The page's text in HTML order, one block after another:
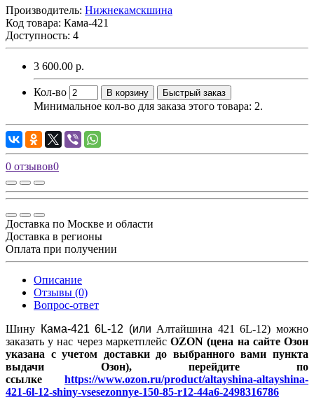
Производитель: Нижнекамскшина
Код товара: Кама-421
Доступность: 4
3 600.00 р.
Кол-во В корзину Быстрый заказ
Минимальное кол-во для заказа этого товара: 2.
0 отзывов0
Доставка по Москве и области
Доставка в регионы
Оплата при получении
Описание
Отзывы (0)
Вопрос-ответ
Шину Кама-421 6L-12 (или Алтайшина 421 6L-12) можно
заказать у нас через маркетплейсOZON (цена на сайте Озон
указана с учетом доставки до выбранного вами пункта
выдачи Озон), перейдите по
ссылке https://www.ozon.ru/product/altayshina-altayshina-
421-6l-12-shiny-vsesezonnye-150-85-r12-44a6-2498316786